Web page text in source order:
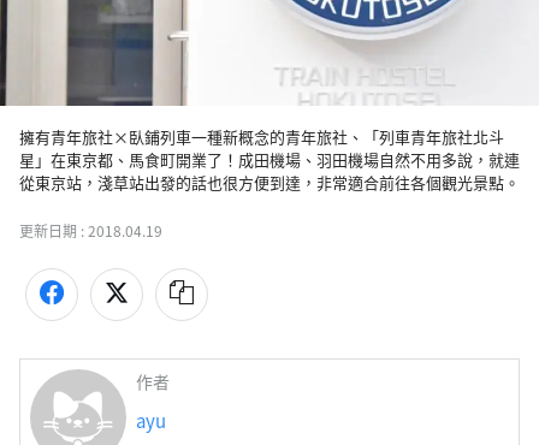
擁有青年旅社×臥鋪列車一種新概念的青年旅社、「列車青年旅社北斗
星」在東京都、馬食町開業了！成田機場、羽田機場自然不用多說，就連
從東京站，淺草站出發的話也很方便到達，非常適合前往各個觀光景點。
更新日期 :2018.04.19
作者
ayu